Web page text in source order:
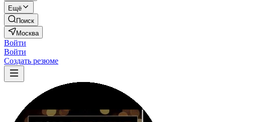
Ещё
Поиск
Москва
Войти
Войти
Создать резюме